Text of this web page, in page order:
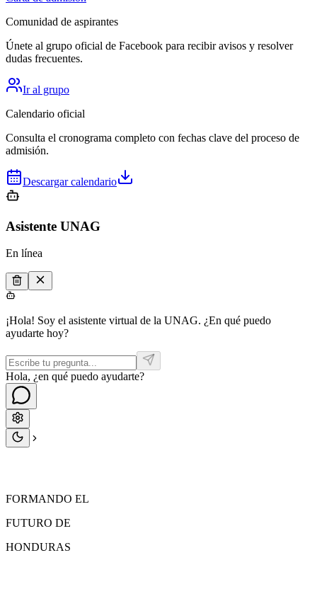
Comunidad de aspirantes
Únete al grupo oficial de Facebook para recibir avisos y resolver
dudas frecuentes.
Ir al grupo
Calendario oficial
Consulta el cronograma completo con fechas clave del proceso de
admisión.
Descargar calendario
Asistente UNAG
En línea
¡Hola! Soy el asistente virtual de la UNAG. ¿En qué puedo
ayudarte hoy?
Hola, ¿en qué puedo ayudarte?
FORMANDO EL
FUTURO DE
HONDURAS